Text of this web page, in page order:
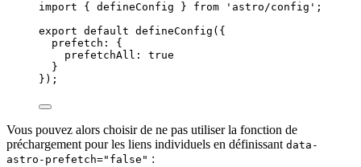
import { defineConfig } from ' astro/config ' ;
export default defineConfig ({
prefetch: {
prefetchAll: true
}
});
Vous pouvez alors choisir de ne pas utiliser la fonction de
préchargement pour les liens individuels en définissant data-
astro-prefetch="false" :